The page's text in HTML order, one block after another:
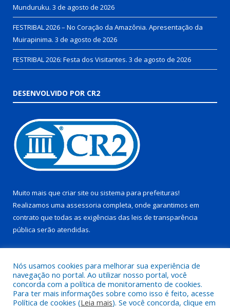
Munduruku. 3 de agosto de 2026
FESTRIBAL 2026 – No Coração da Amazônia. Apresentação da
Muirapinima. 3 de agosto de 2026
FESTRIBAL 2026: Festa dos Visitantes. 3 de agosto de 2026
DESENVOLVIDO POR CR2
Muito mais que criar site ou sistema para prefeituras!
Realizamos uma assessoria completa, onde garantimos em
contrato que todas as exigências das leis de transparência
pública serão atendidas.
Nós usamos cookies para melhorar sua experiência de
navegação no portal. Ao utilizar nosso portal, você
concorda com a política de monitoramento de cookies.
Para ter mais informações sobre como isso é feito, acesse
Política de cookies (Leia mais). Se você concorda, clique em